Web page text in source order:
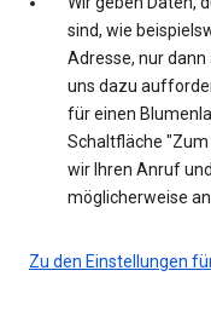
sind, wie
Adresse, nur
uns dazu
für einen
Schaltfläche
wir Ihren Anruf
möglicherweise
Zu den Einstellungen